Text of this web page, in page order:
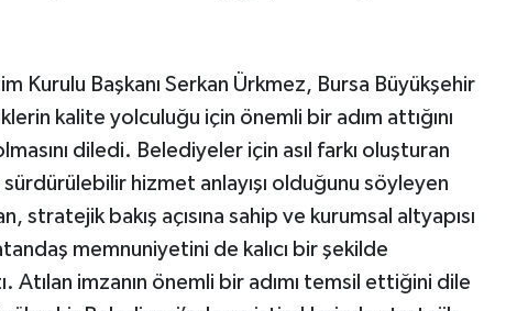
Kurulu Başkanı Serkan Ürkmez, Bursa Büyükşehir
kalite yolculuğu için önemli bir adım attığını
diledi. Belediyeler için asıl farkı oluşturan
sürdürülebilir hizmet anlayışı olduğunu söyleyen
stratejik bakış açısına sahip ve kurumsal altyapısı
memnuniyetini de kalıcı bir şekilde
imzanın önemli bir adımı temsil ettiğini dile